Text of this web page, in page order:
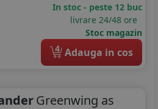
In stoc - peste 12 buc
livrare 24/48 ore
Stoc magazin
4 Adauga in cos
Greenwing as